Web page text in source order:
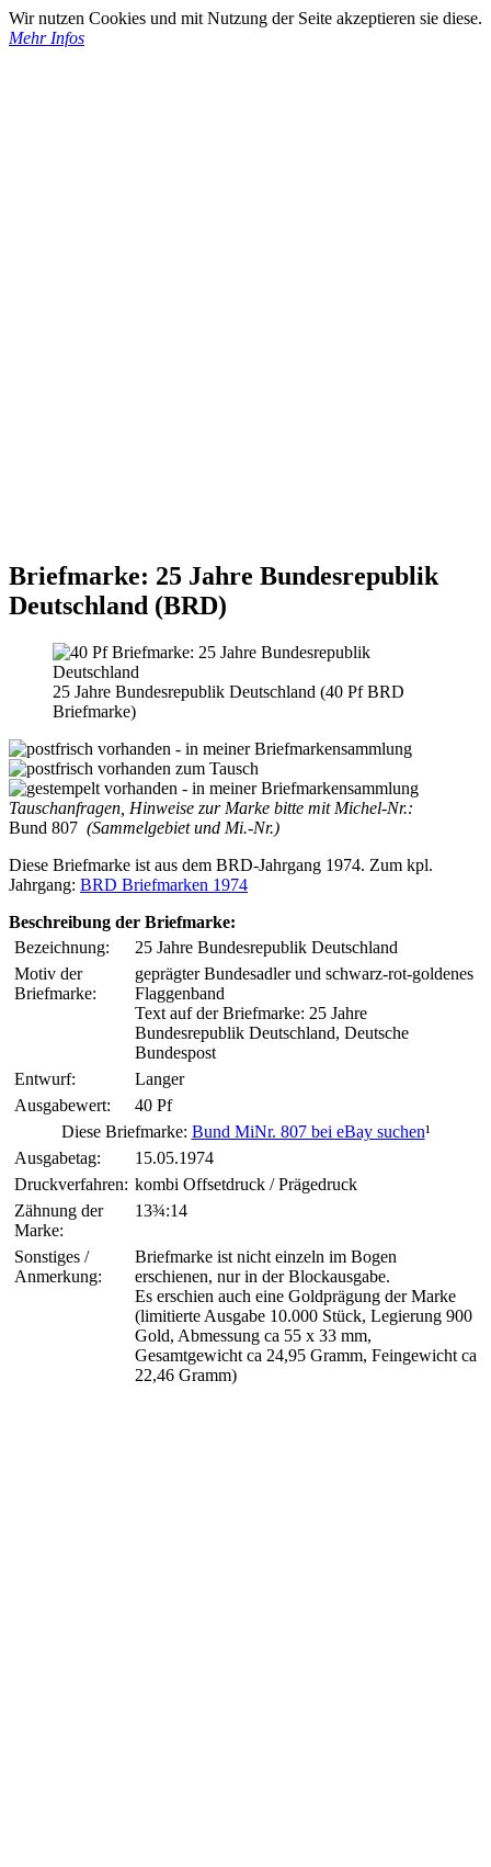
Wir nutzen Cookies und mit Nutzung der Seite akzeptieren sie diese.
Mehr Infos
Briefmarke: 25 Jahre Bundesrepublik
Deutschland (BRD)
25 Jahre Bundesrepublik Deutschland (40 Pf BRD
Briefmarke)
Tauschanfragen, Hinweise zur Marke bitte mit Michel-Nr.:
Bund 807 (Sammelgebiet und Mi.-Nr.)
Diese Briefmarke ist aus dem BRD-Jahrgang 1974. Zum kpl.
Jahrgang: BRD Briefmarken 1974
Beschreibung der Briefmarke:
Bezeichnung:
25 Jahre Bundesrepublik Deutschland
Motiv der
Briefmarke:
geprägter Bundesadler und schwarz-rot-goldenes
Flaggenband
Text auf der Briefmarke: 25 Jahre
Bundesrepublik Deutschland, Deutsche
Bundespost
Entwurf:
Langer
Ausgabewert:
40 Pf
Diese Briefmarke: Bund MiNr. 807 bei eBay suchen¹
Ausgabetag:
15.05.1974
Druckverfahren: kombi Offsetdruck / Prägedruck
Zähnung der
Marke:
13¾:14
Sonstiges /
Anmerkung:
Briefmarke ist nicht einzeln im Bogen
erschienen, nur in der Blockausgabe.
Es erschien auch eine Goldprägung der Marke
(limitierte Ausgabe 10.000 Stück, Legierung 900
Gold, Abmessung ca 55 x 33 mm,
Gesamtgewicht ca 24,95 Gramm, Feingewicht ca
22,46 Gramm)